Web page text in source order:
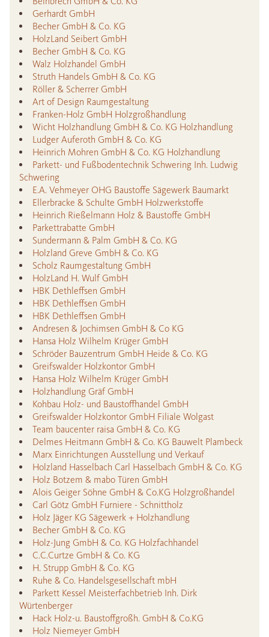
Gerhardt GmbH
Becher GmbH & Co. KG
HolzLand Seibert GmbH
Becher GmbH & Co. KG
Walz Holzhandel GmbH
Struth Handels GmbH & Co. KG
Röller & Scherrer GmbH
Art of Design Raumgestaltung
Franken-Holz GmbH Holzgroßhandlung
Wicht Holzhandlung GmbH & Co. KG Holzhandlung
Ludger Auferoth GmbH & Co. KG
Heinrich Mohren GmbH & Co. KG Holzhandlung
Parkett- und Fußbodentechnik Schwering Inh. Ludwig
Schwering
E.A. Vehmeyer OHG Baustoffe Sägewerk Baumarkt
Ellerbracke & Schulte GmbH Holzwerkstoffe
Heinrich Rießelmann Holz & Baustoffe GmbH
Parkettrabatte GmbH
Sundermann & Palm GmbH & Co. KG
Holzland Greve GmbH & Co. KG
Scholz Raumgestaltung GmbH
HolzLand H. Wulf GmbH
HBK Dethleffsen GmbH
HBK Dethleffsen GmbH
HBK Dethleffsen GmbH
Andresen & Jochimsen GmbH & Co KG
Hansa Holz Wilhelm Krüger GmbH
Schröder Bauzentrum GmbH Heide & Co. KG
Greifswalder Holzkontor GmbH
Hansa Holz Wilhelm Krüger GmbH
Holzhandlung Gräf GmbH
Kohbau Holz- und Baustoffhandel GmbH
Greifswalder Holzkontor GmbH Filiale Wolgast
Team baucenter raisa GmbH & Co. KG
Delmes Heitmann GmbH & Co. KG Bauwelt Plambeck
Marx Einrichtungen Ausstellung und Verkauf
Holzland Hasselbach Carl Hasselbach GmbH & Co. KG
Holz Botzem & mabo Türen GmbH
Alois Geiger Söhne GmbH & Co.KG Holzgroßhandel
Carl Götz GmbH Furniere - Schnittholz
Holz Jäger KG Sägewerk + Holzhandlung
Becher GmbH & Co. KG
Holz-Jung GmbH & Co. KG Holzfachhandel
C.C.Curtze GmbH & Co. KG
H. Strupp GmbH & Co. KG
Ruhe & Co. Handelsgesellschaft mbH
Parkett Kessel Meisterfachbetrieb Inh. Dirk
Würtenberger
Hack Holz-u. Baustoffgroßh. GmbH & Co.KG
Holz Niemeyer GmbH